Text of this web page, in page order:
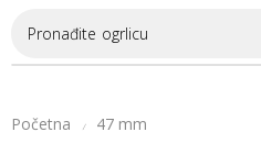
Pronađite ogrlicu
Početna / 47 mm